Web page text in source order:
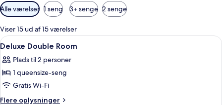
Tilgængelige
filtre
for
værelser
Alle værelser 1 seng 3+ senge 2 senge
Viser 15 ud af 15 værelser
Indlæs
alle
billeder
af
Deluxe
Double
Et hotelværelse med en stor seng,
13
Deluxe Double Room
Plads til 2 personer
1 queensize-seng
Gratis Wi-Fi
Flere oplysninger
Flere